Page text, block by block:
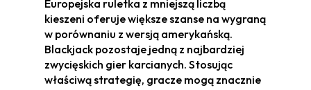
Europejska ruletka z mniejszą liczbą
kieszeni oferuje większe szanse na wygraną
w porównaniu z wersją amerykańską.
Blackjack pozostaje jedną z najbardziej
zwycięskich gier karcianych. Stosując
właściwą strategię, gracze mogą znacznie